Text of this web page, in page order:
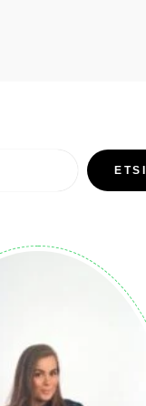
ETSI